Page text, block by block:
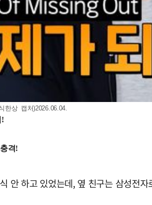
상 캡처)2026.06.04.
안 하고 있었는데, 옆 친구는 삼성전